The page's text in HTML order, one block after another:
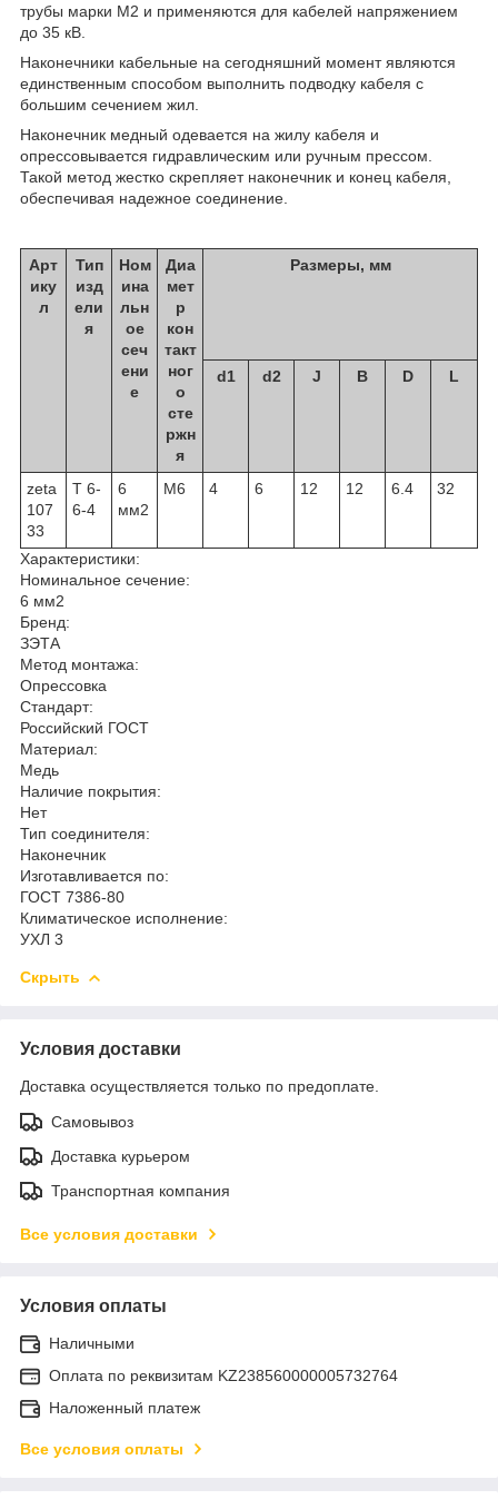
трубы марки М2 и применяются для кабелей напряжением
до 35 кВ.
Наконечники кабельные на сегодняшний момент являются
единственным способом выполнить подводку кабеля с
большим сечением жил.
Наконечник медный одевается на жилу кабеля и
опрессовывается гидравлическим или ручным прессом.
Такой метод жестко скрепляет наконечник и конец кабеля,
обеспечивая надежное соединение.
Арт
ику
л
Тип
изд
ели
я
Ном
ина
льн
ое
сеч
ени
е
Диа
мет
р
кон
такт
ног
о
сте
ржн
я
Размеры, мм
d1 d2 J B D L
zeta
107
33
Т 6-
6-4
6
мм2
М6 4 6 12 12 6.4 32
Характеристики:
Номинальное сечение:
6 мм2
Бренд:
ЗЭТА
Метод монтажа:
Опрессовка
Стандарт:
Российский ГОСТ
Материал:
Медь
Наличие покрытия:
Нет
Тип соединителя:
Наконечник
Изготавливается по:
ГОСТ 7386-80
Климатическое исполнение:
УХЛ 3
Скрыть
Условия доставки
Доставка осуществляется только по предоплате.
Самовывоз
Доставка курьером
Транспортная компания
Все условия доставки
Условия оплаты
Наличными
Оплата по реквизитам KZ238560000005732764
Наложенный платеж
Все условия оплаты